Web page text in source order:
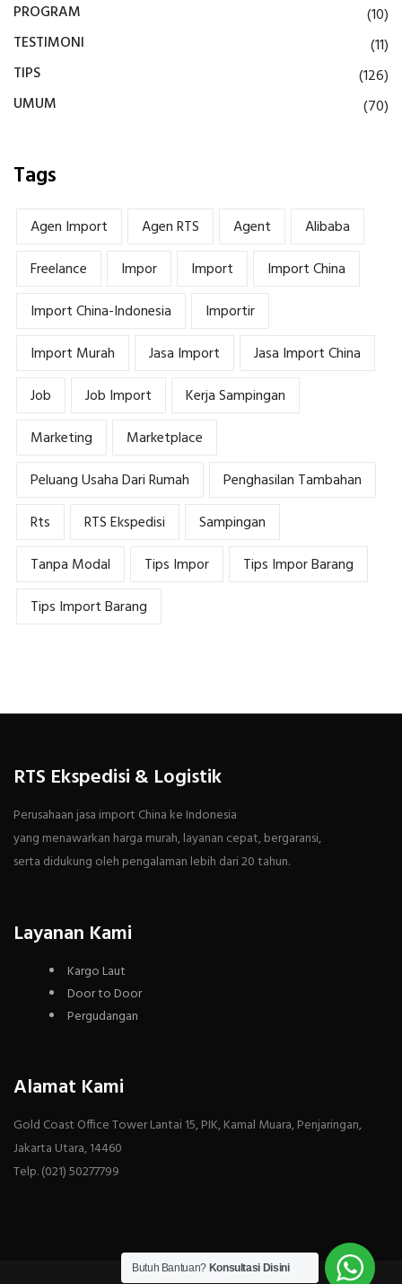
PROGRAM
(10)
TESTIMONI
(11)
TIPS
(126)
UMUM
(70)
Tags
Agen Import Agen RTS Agent
Alibaba
Freelance
Impor Import
Import China
Import China-Indonesia
Importir
Import Murah
Jasa Import
Jasa Import China
Job
Job Import
Kerja Sampingan
Marketing
Marketplace
Peluang Usaha Dari Rumah
Penghasilan Tambahan
Rts
RTS Ekspedisi
Sampingan
Tanpa Modal
Tips Impor
Tips Impor Barang
Tips Import Barang
RTS Ekspedisi & Logistik
Perusahaan jasa import China ke Indonesia
yang menawarkan harga murah, layanan cepat, bergaransi,
serta didukung oleh pengalaman lebih dari 20 tahun.
Layanan Kami
Kargo Laut
Door to Door
Pergudangan
Alamat Kami
Gold Coast Office Tower Lantai 15, PIK, Kamal Muara, Penjaringan,
Jakarta Utara, 14460
Telp. (021) 50277799
Butuh Bantuan? Konsultasi Disini